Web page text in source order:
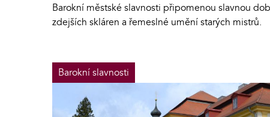
Barokní městské slavnosti připomenou slavnou
zdejších skláren a řemeslné umění starých mistrů.
Barokní slavnosti